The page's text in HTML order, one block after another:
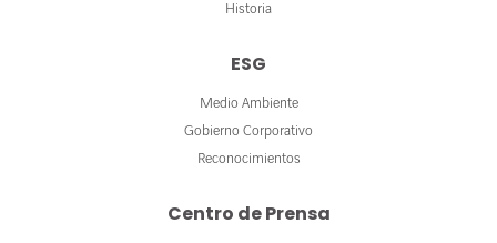
Historia
ESG
Medio Ambiente
Gobierno Corporativo
Reconocimientos
Centro de Prensa